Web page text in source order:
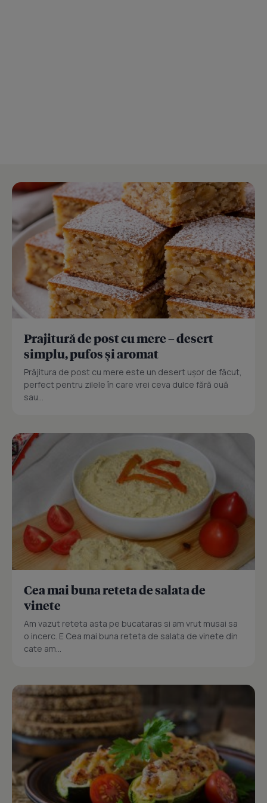
Prajitură de post cu mere – desert
simplu, pufos și aromat
Prăjitura de post cu mere este un desert ușor de făcut,
perfect pentru zilele în care vrei ceva dulce fără ouă
sau...
Cea mai buna reteta de salata de
vinete
Am vazut reteta asta pe bucataras si am vrut musai sa
o incerc. E Cea mai buna reteta de salata de vinete din
cate am...